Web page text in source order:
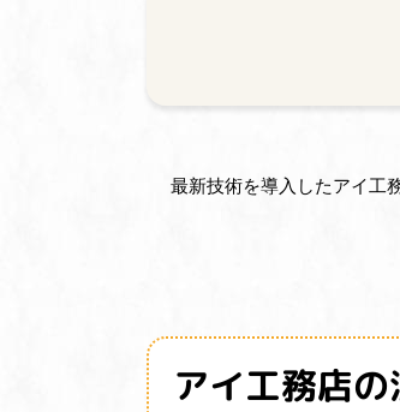
最新技術を導入したアイ工
アイ工務店